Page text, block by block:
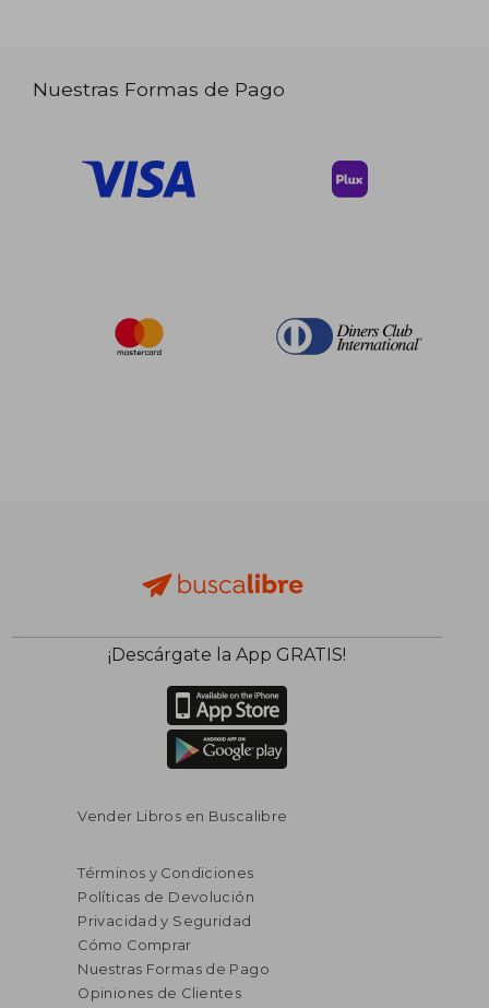
Nuestras Formas de Pago
¡Descárgate la App GRATIS!
Vender Libros en Buscalibre
Términos y Condiciones
Políticas de Devolución
Privacidad y Seguridad
Cómo Comprar
Nuestras Formas de Pago
Opiniones de Clientes